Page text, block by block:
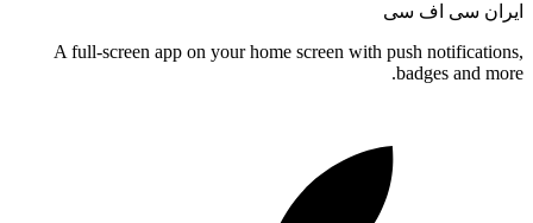
ایران سی اف سی
A full-screen app on your home screen with push notifications,
badges and more.